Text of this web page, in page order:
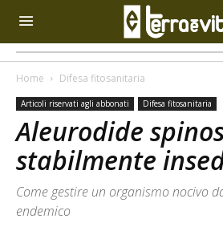
Home Difesa fitosanitaria
Articoli riservati agli abbonati Difesa fitosanitaria
Aleurodide
stabilmente
Come gestire un organismo nocivo
endemico